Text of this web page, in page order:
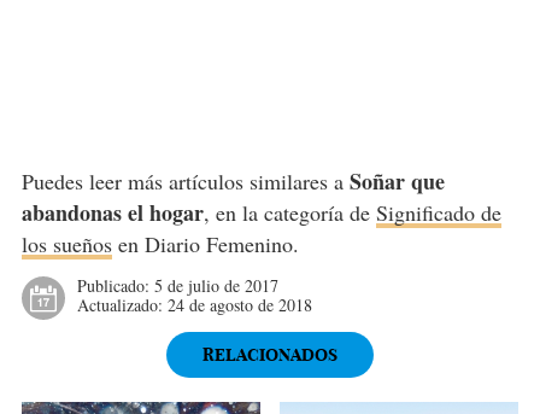
Puedes leer más artículos similares a Soñar que
abandonas el hogar, en la categoría de Significado de
los sueñosen Diario Femenino.
Publicado: 5 de julio de 2017
Actualizado: 24 de agosto de 2018
RELACIONADOS